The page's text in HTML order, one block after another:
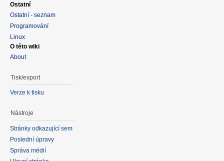
Ostatní
Ostatní - seznam
Programování
Linux
O této wiki
About
Tisk/export
Verze k tisku
Nástroje
Stránky odkazující sem
Poslední úpravy
Správa médií